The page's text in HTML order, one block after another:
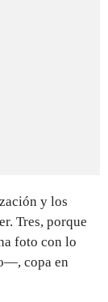
y los
Tres, porque
foto con lo
copa en